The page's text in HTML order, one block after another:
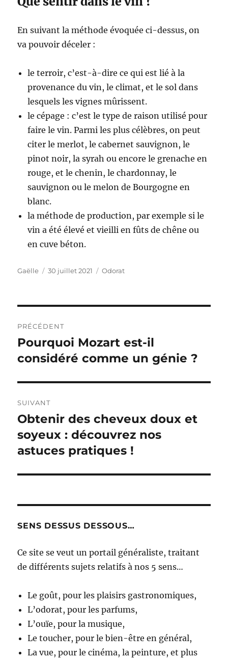
En suivant la méthode évoquée ci-dessus, on
va pouvoir déceler :
le terroir, c’est-à-dire ce qui est lié à la
provenance du vin, le climat, et le sol dans
lesquels les vignes mûrissent.
le cépage : c’est le type de raison utilisé pour
faire le vin. Parmi les plus célèbres, on peut
citer le merlot, le cabernet sauvignon, le
pinot noir, la syrah ou encore le grenache en
rouge, et le chenin, le chardonnay, le
sauvignon ou le melon de Bourgogne en
blanc.
la méthode de production, par exemple si le
vin a été élevé et vieilli en fûts de chêne ou
en cuve béton.
Auteur
Gaëlle
Publié
30 juillet 2021 Catégories
Odorat
de
l’article
PRÉCÉDENT
Publication
précédente :
Pourquoi Mozart est-il
considéré comme un génie ?
SUIVANT
Publication
suivante :
Obtenir des cheveux doux et
soyeux : découvrez nos
astuces pratiques !
SENS DESSUS DESSOUS…
Ce site se veut un portail généraliste, traitant
de différents sujets relatifs à nos 5 sens…
Le goût, pour les plaisirs gastronomiques,
L’odorat, pour les parfums,
L’ouïe, pour la musique,
Le toucher, pour le bien-être en général,
La vue, pour le cinéma, la peinture, et plus